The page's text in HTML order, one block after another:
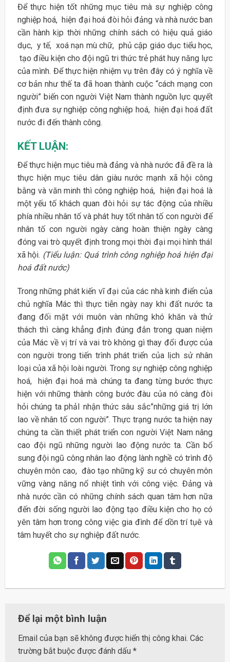
Để thực hiện tốt những mục tiêu mà sự nghiệp công
nghiệp hoá, hiện đại hoá đòi hỏi đảng và nhà nước ban
cần hành kịp thời những chính sách có hiệu quả giáo
dục, y tế, xoá nạn mù chữ, phủ cập giáo dục tiểu học,
tạo điều kiện cho đội ngũ tri thức trẻ phát huy năng lực
của mình. Để thực hiện nhiệm vụ trên đây có ý nghĩa về
cơ bản như thế ta đã hoan thành cuộc “cách mạng con
người” biến con người Việt Nam thành nguồn lực quyết
định đưa sự nghiệp công nghiệp hoá, hiện đại hoá đất
nước đi đến thành công.
KẾT LUẬN:
Để thực hiện mục tiêu mà đảng và nhà nước đã đề ra là
thực hiện mục tiêu dân giàu nước mạnh xã hội công
bằng và văn minh thì công nghiệp hoá, hiện đại hoá là
một yếu tố khách quan đòi hỏi sự tác động của nhiều
phía nhiều nhân tố và phát huy tốt nhân tố con người để
nhân tố con người ngày càng hoàn thiện ngày càng
đóng vai trò quyết định trong mọi thời đại mọi hình tháI
xã hội. (Tiểu luận: Quá trình công nghiệp hoá hiện đại
hoá đất nước)
Trong những phát kiến vĩ đại của các nhà kinh điển của
chủ nghĩa Mác thì thực tiễn ngày nay khi đất nước ta
đang đối mặt với muôn vàn những khó khăn và thử
thách thì càng khẳng định đúng đắn trong quan niệm
của Mác về vị trí và vai trò không gì thay đổi được của
con người trong tiến trình phát triển của lịch sử nhân
loại của xã hội loài người. Trong sự nghiệp công nghiệp
hoá, hiện đại hoá mà chúng ta đang từng bước thực
hiện với những thành công bước đàu của nó càng đòi
hỏi chúng ta phảI nhận thức sâu sắc”những giá trị lớn
lao về nhân tố con người”. Thực trạng nước ta hiện nay
chúng ta cần thiết phát triển con người Việt Nam nâng
cao đội ngũ những người lao động nước ta. Cần bổ
sung đội ngũ công nhân lao động lành nghề có trình độ
chuyên môn cao, đào tạo những kỹ sư có chuyên môn
vững vàng năng nổ nhiệt tình với công việc. Đảng và
nhà nước cần có những chính sách quan tâm hơn nữa
đến đời sống người lao động tạo điều kiện cho họ có
yên tâm hơn trong công việc gia đình để dồn trí tụê và
tâm huyết cho sự nghiệp đất nước.
Để lại một bình luận
Email của bạn sẽ không được hiển thị công khai. Các
trường bắt buộc được đánh dấu *